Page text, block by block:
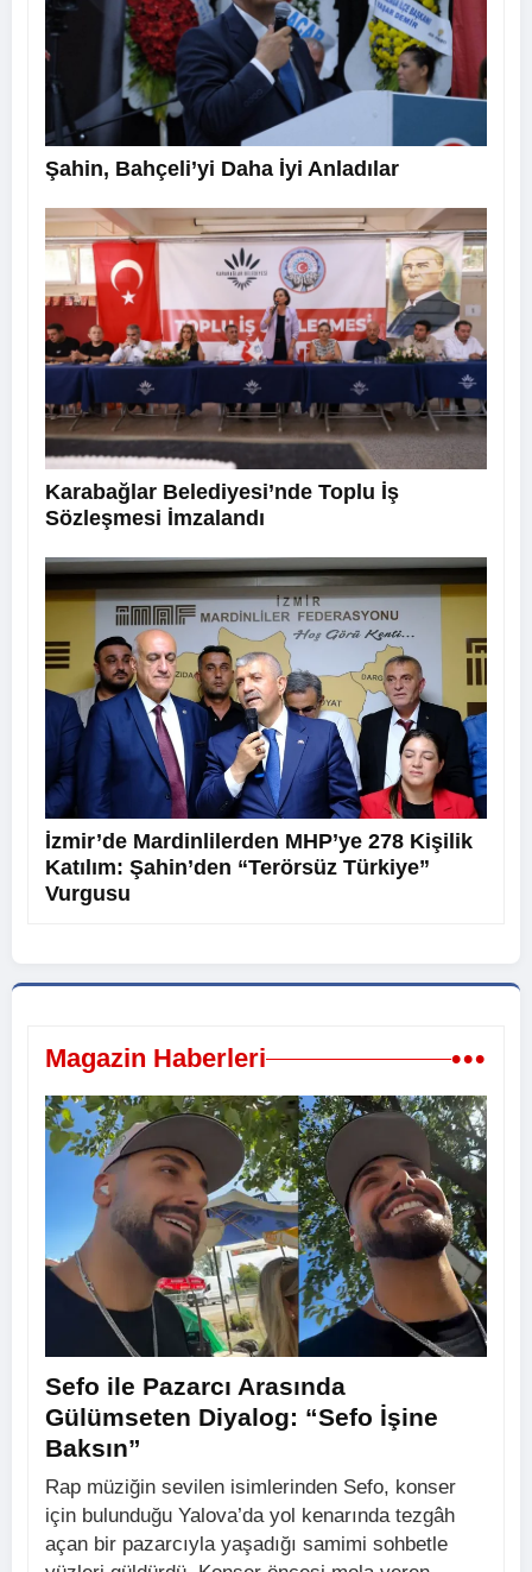
Şahin, Bahçeli’yi Daha İyi Anladılar
Karabağlar Belediyesi’nde Toplu İş
Sözleşmesi İmzalandı
İzmir’de Mardinlilerden MHP’ye 278 Kişilik
Katılım: Şahin’den “Terörsüz Türkiye”
Vurgusu
Magazin Haberleri •••
Sefo ile Pazarcı Arasında
Gülümseten Diyalog: “Sefo İşine
Baksın”
Rap müziğin sevilen isimlerinden Sefo, konser
için bulunduğu Yalova’da yol kenarında tezgâh
açan bir pazarcıyla yaşadığı samimi sohbetle